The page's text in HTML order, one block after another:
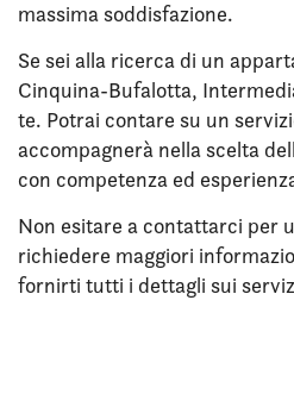
massima soddisfazione.
Se sei alla ricerca di un
Cinquina-Bufalotta,
te. Potrai contare su un
accompagnerà nella scelta
con competenza ed
Non esitare a contattarci per
richiedere maggiori
fornirti tutti i dettagli sui